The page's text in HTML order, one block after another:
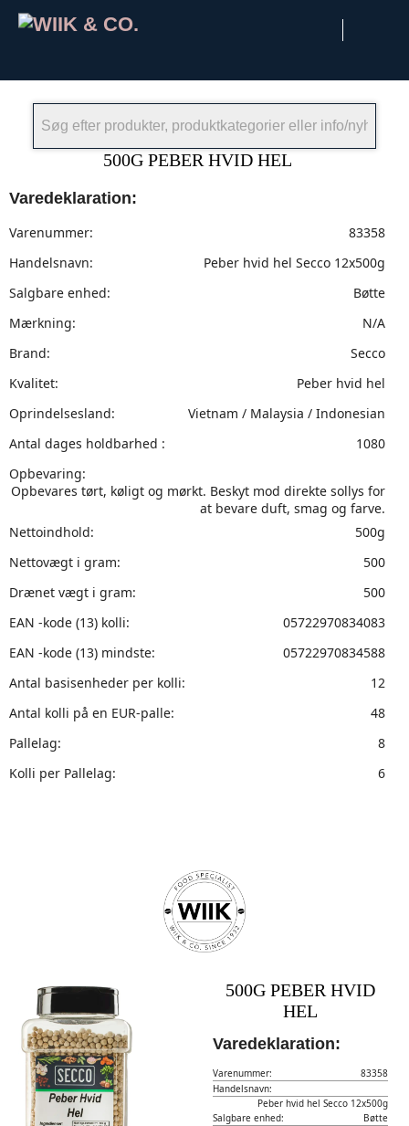
500G PEBER HVID HEL
Varedeklaration:
Varenummer:
83358
Handelsnavn:
Peber hvid hel Secco 12x500g
Salgbare enhed:
Bøtte
Mærkning:
N/A
Brand:
Secco
Kvalitet:
Peber hvid hel
Oprindelsesland:
Vietnam / Malaysia / Indonesian
Antal dages holdbarhed :
1080
Opbevaring:
Opbevares tørt, køligt og mørkt. Beskyt mod direkte sollys for
at bevare duft, smag og farve.
Nettoindhold:
500g
Nettovægt i gram:
500
Drænet vægt i gram:
500
EAN -kode (13) kolli:
05722970834083
EAN -kode (13) mindste:
05722970834588
Antal basisenheder per kolli:
12
Antal kolli på en EUR-palle:
48
Pallelag:
8
Kolli per Pallelag:
6
500G PEBER HVID
HEL
Varedeklaration:
Varenummer:
83358
Handelsnavn:
Peber hvid hel Secco 12x500g
Salgbare enhed:
Bøtte